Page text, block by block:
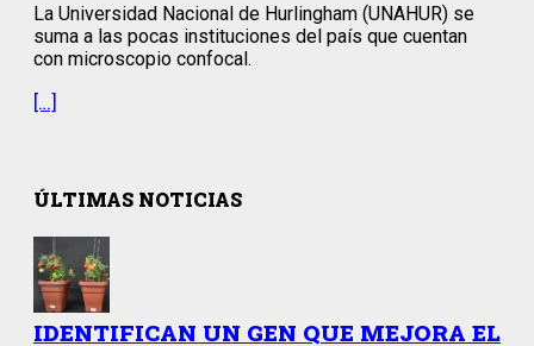
La Universidad Nacional de Hurlingham (UNAHUR) se
suma a las pocas instituciones del país que cuentan
con microscopio confocal.
[…]
ÚLTIMAS NOTICIAS
IDENTIFICAN UN GEN QUE MEJORA EL